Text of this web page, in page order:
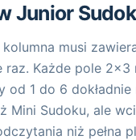
Junior
musi
raz. Każde pole 2x3
od 1 do 6 dokładnie
Mini Sudoku, ale
niż pełna